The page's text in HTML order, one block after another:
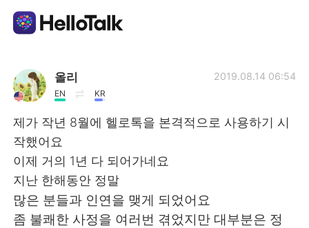
語学交換アプリ
AI Grammar Checker
日本語
English 简体中文
올리
EN KR
2019.08.14 06:54
제가 작년 8월에 헬로톡을 본격적으로 사용하기 시
작했어요
이제 거의 1년 다 되어가네요
지난 한해동안 정말
많은 분들과 인연을 맺게 되었어요
좀 불쾌한 사정을 여러번 겪었지만 대부분은 정